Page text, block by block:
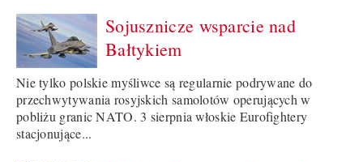
Sojusznicze wsparcie nad
Bałtykiem
Nie tylko polskie myśliwce są regularnie podrywane do
przechwytywania rosyjskich samolotów operujących w
pobliżu granic NATO. 3 sierpnia włoskie Eurofightery
stacjonujące...